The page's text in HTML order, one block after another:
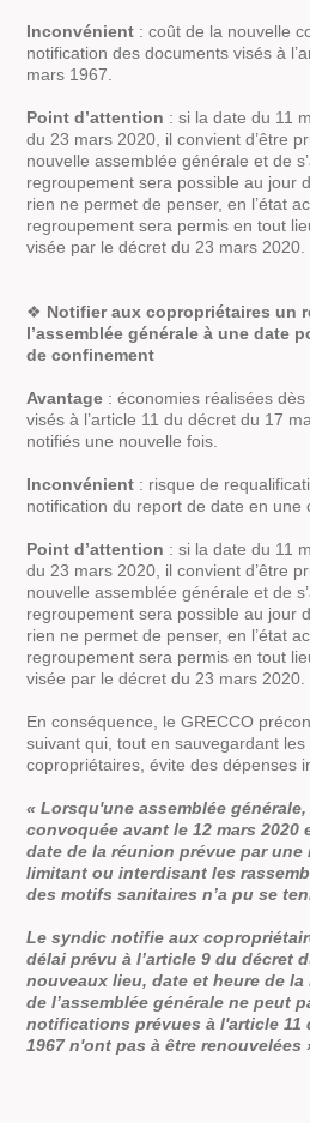
Inconvénient : coût de la nouvelle
notification des documents visés à
mars 1967.
Point d’attention : si la date du 11
du 23 mars 2020, il convient d’être
nouvelle assemblée générale et de
regroupement sera possible au jour
rien ne permet de penser, en l’état
regroupement sera permis en tout
visée par le décret du 23 mars 2020.
❖ Notifier aux copropriétaires un
l’assemblée générale à une date
de confinement
Avantage : économies réalisées
visés à l’article 11 du décret du 17
notifiés une nouvelle fois.
Inconvénient : risque de
notification du report de date en une
Point d’attention : si la date du 11
du 23 mars 2020, il convient d’être
nouvelle assemblée générale et de
regroupement sera possible au jour
rien ne permet de penser, en l’état
regroupement sera permis en tout
visée par le décret du 23 mars 2020.
En conséquence, le GRECCO
suivant qui, tout en sauvegardant
copropriétaires, évite des dépenses
« Lorsqu'une assemblée
convoquée avant le 12 mars 2020
date de la réunion prévue par
limitant ou interdisant les
des motifs sanitaires n’a pu se
Le syndic notifie aux
délai prévu à l’article 9 du décret
nouveaux lieu, date et heure de
de l’assemblée générale ne peut
notifications prévues à l'article 11
1967 n'ont pas à être renouvelées